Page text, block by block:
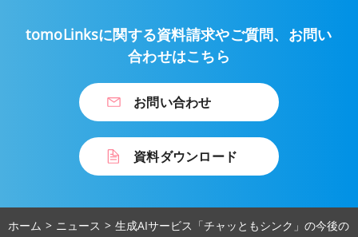
tomoLinksに関する資料請求やご質問、 お問い
合わせはこちら
お問い合わせ
資料ダウンロード
ホーム ニュース
生成AIサービス「チャッともシンク」の今後の